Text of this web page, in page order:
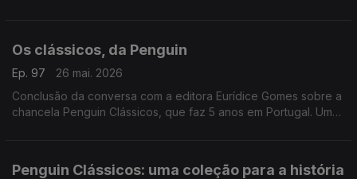
Os clássicos, da Penguin
Ep. 97
26 mai. 2026
Conclusão da conversa com a editora Eurídice Gomes sobre a
chancela Penguin Clássicos, que faz 5 anos em Portugal. Um
Penguin Clássicos: uma coleção para a história